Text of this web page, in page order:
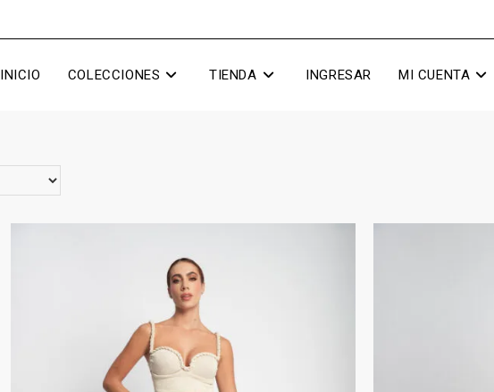
INICIO COLECCIONES TIENDA INGRESAR MI CUENTA